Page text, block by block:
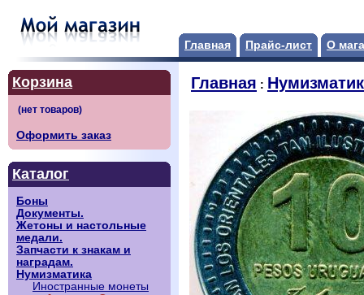
Главная Прайс-лист О
Корзина
Оформить заказ
Каталог
Боны
Документы.
Жетоны и настольные
медали.
Запчасти к знакам и
наградам.
Нумизматика
Иностранные монеты
Главная :